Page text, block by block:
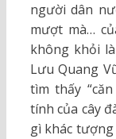
người dân
mượt mà…
không khỏi
Lưu Quang
tìm thấy
tính của cây
gì khác